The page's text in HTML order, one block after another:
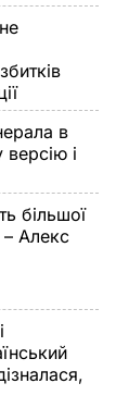
в
і
більшої
Алекс